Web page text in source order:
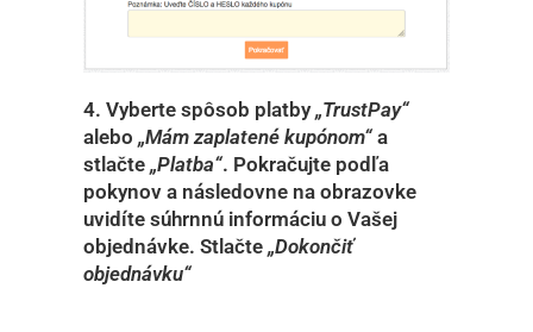
4. Vyberte spôsob platby„TrustPay“
alebo „Mám zaplatené kupónom“ a
stlačte „Platba“. Pokračujte podľa
pokynov a následovne na obrazovke
uvidíte súhrnnú informáciu o Vašej
objednávke. Stlačte „Dokončiť
objednávku“